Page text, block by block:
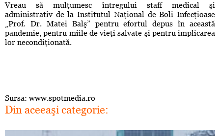
Vreau să mulţumesc întregului staff medical şi
administrativ de la Institutul Naţional de Boli Infecţioase
„Prof. Dr. Matei Balş” pentru efortul depus în această
pandemie, pentru miile de vieţi salvate şi pentru implicarea
lor necondiţionată.
Sursa: www.spotmedia.ro
Din aceeaşi categorie: